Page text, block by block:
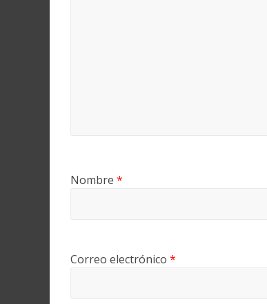
Nombre *
Correo electrónico *